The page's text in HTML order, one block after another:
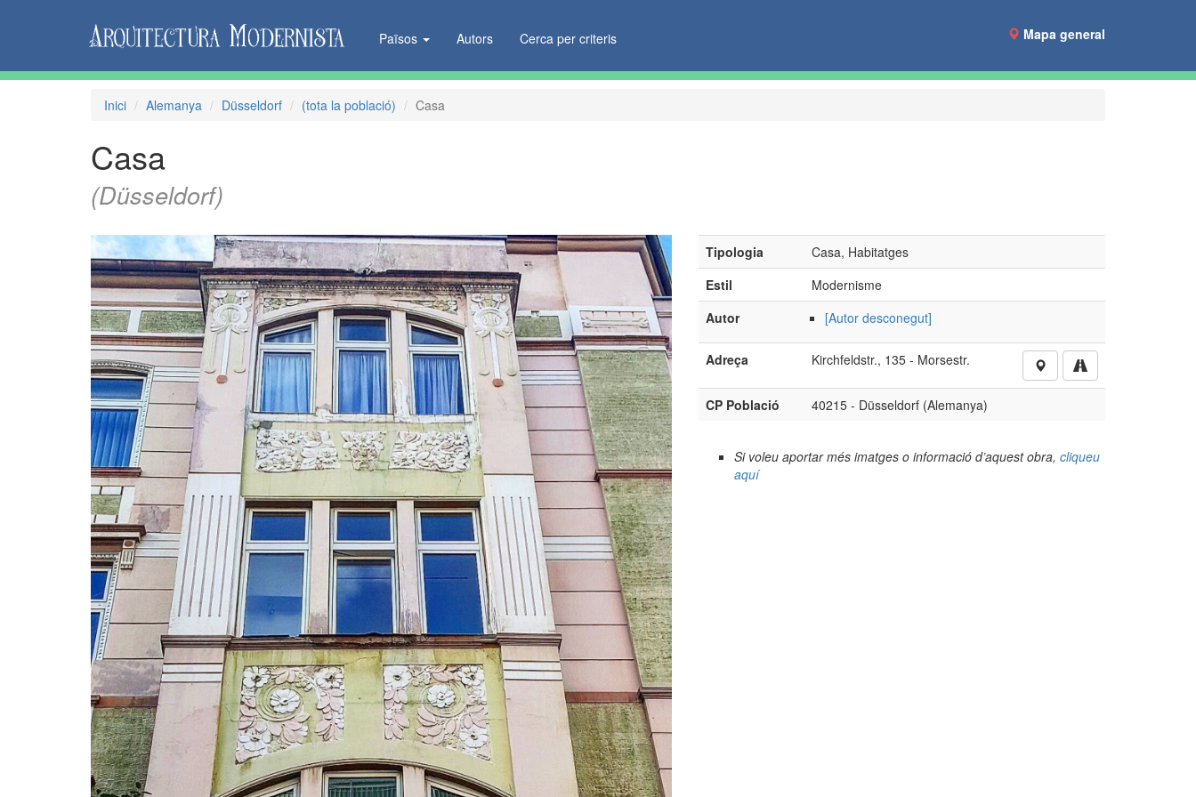
Països Autors Cerca per criteris Mapa general
Inici Alemanya Düsseldorf (tota la població) Casa
Casa
(Düsseldorf)
Tipologia
Casa, Habitatges
Estil
Modernisme
Autor
[Autor desconegut]
Adreça Kirchfeldstr., 135 - Morsestr.
CP Població 40215 - Düsseldorf (Alemanya)
Si voleu aportar més imatges o informació d’aquest obra, cliqueu
aquí